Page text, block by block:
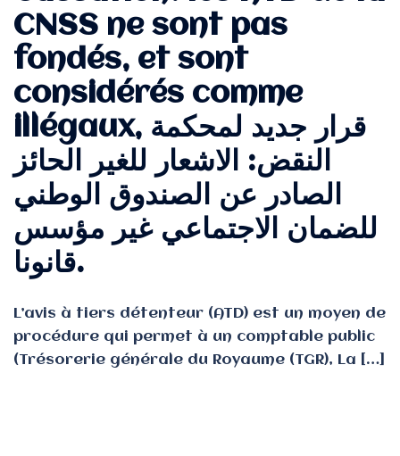
CNSS ne sont pas
fondés, et sont
considérés comme
illégaux, قرار جديد لمحكمة
النقض: الاشعار للغير الحائز
الصادر عن الصندوق الوطني
للضمان الاجتماعي غير مؤسس
قانونا.
L’avis à tiers détenteur (ATD) est un moyen de
procédure qui permet à un comptable public
(Trésorerie générale du Royaume (TGR), La […]